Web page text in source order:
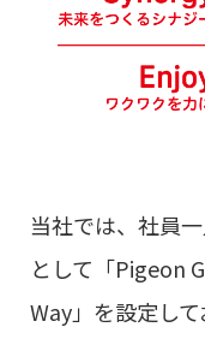
当社では、社員
として「Pigeon
Way」を設定して